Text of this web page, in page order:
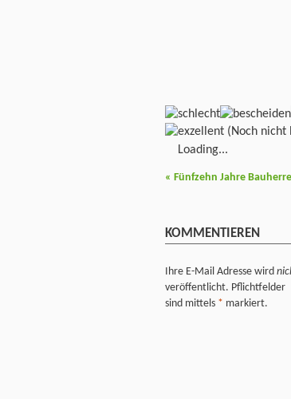
(Noch nicht
Loading...
« Fünfzehn Jahre
KOMMENTIEREN
Ihre E-Mail Adresse wird
veröffentlicht. Pflichtfelder
sind mittels * markiert.